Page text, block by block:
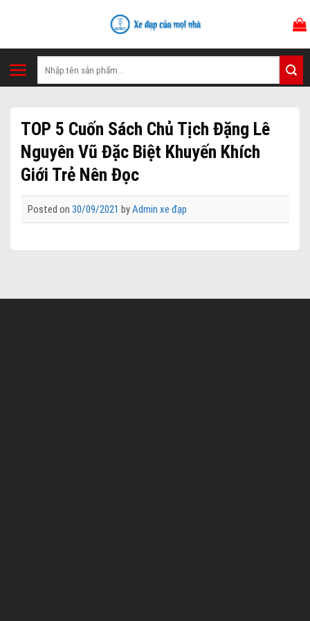
Tìm
kiếm:
TOP 5 Cuốn Sách Chủ Tịch Đặng Lê
Nguyên Vũ Đặc Biệt Khuyến Khích
Giới Trẻ Nên Đọc
Posted on 30/09/2021 byAdmin xe đạp